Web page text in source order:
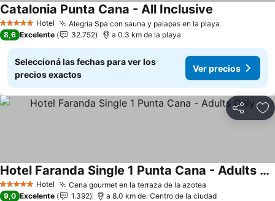
5 Estrellas Hotel Alegria Spa con sauna y palapas en la playa
Catalonia Punta Cana - All Inclusive
8,6 Excelente 32.752 a 0.3 km de la playa
Seleccioná las fechas para ver los
precios exactos
Ver precios
Compartir
5 Estrellas Hotel Cena gourmet en la terraza de la azotea
Hotel Faranda Single 1 Punta Cana - Adults Only
Ver precios
9,0 Excelente 1.392 a 8.0 km de: Centro de la ciudad